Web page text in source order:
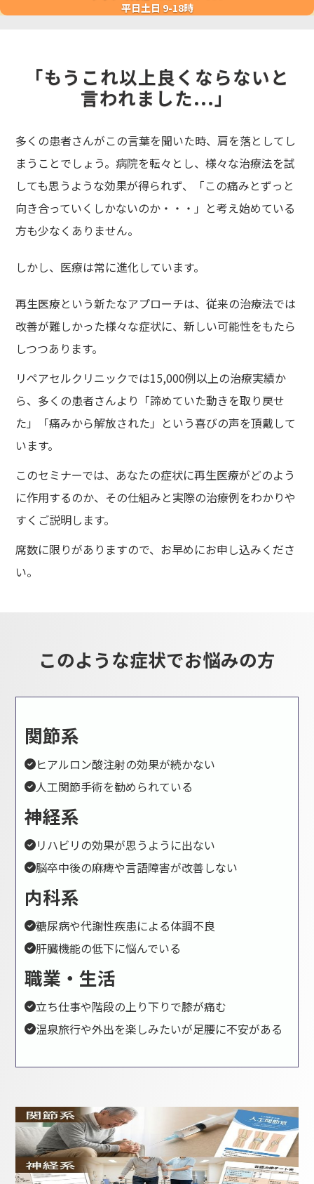
平日土日 9-18時
「もうこれ以上良くならないと
言われました...」
多くの患者さんがこの言葉を聞いた時、肩を落としてし
まうことでしょう。病院を転々とし、様々な治療法を試
しても思うような効果が得られず、
「この痛みとずっと
向き合っていくしかないのか・・・」と考え始めている
方も少なくありません。
しかし、医療は常に進化しています。
再生医療という新たなアプローチは、従来の治療法では
改善が難しかった様々な症状に、新しい可能性をもたら
しつつあります。
リペアセルクリニックでは15,000例以上の治療実績か
ら、多くの患者さんより「諦めていた動きを取り戻せ
た」「痛みから解放された」という喜びの声を頂戴して
います。
このセミナーでは、あなたの症状に再生医療がどのよう
に作用するのか、その仕組みと実際の治療例をわかりや
すくご説明します。
席数に限りがありますので、お早めにお申し込みくださ
い。
このような症状でお悩みの方
関節系
ヒアルロン酸注射の効果が続かない
人工関節手術を勧められている
神経系
リハビリの効果が思うように出ない
脳卒中後の麻痺や言語障害が改善しない
内科系
糖尿病や代謝性疾患による体調不良
肝臓機能の低下に悩んでいる
職業・生活
立ち仕事や階段の上り下りで膝が痛む
温泉旅行や外出を楽しみたいが足腰に不安がある